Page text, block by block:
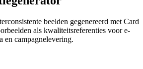
beelden gegenereerd met Card
als kwaliteitsreferenties voor e-
en campagnelevering.